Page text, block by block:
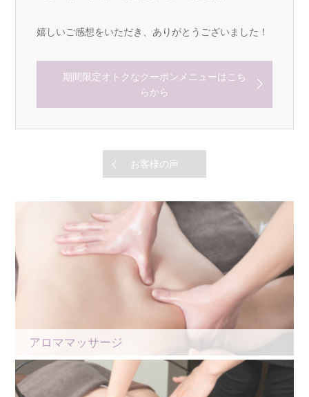
嬉しいご感想をいただき、ありがとうございました！
期間限定オトクなクーポンメニューはこち
らから
お客様の声
アロママッサージ